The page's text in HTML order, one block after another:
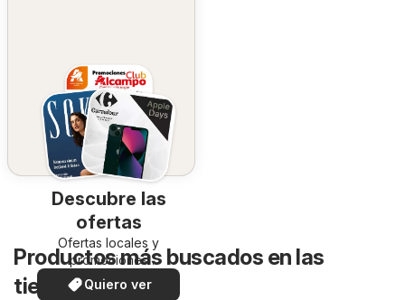
Descubre las
ofertas
Ofertas locales y
promociones
especiales.
Quiero ver
Productos más buscados en las
tiendas de Aldi